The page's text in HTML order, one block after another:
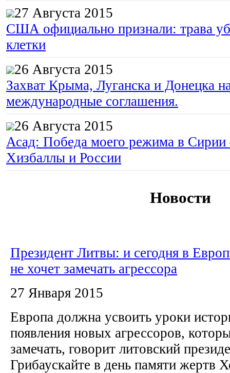
27 Августа 2015
США официально признали: трава
клетки
26 Августа 2015
Захват Крыма, Луганска и Донецка
международные соглашения.
26 Августа 2015
Асад: Победа моего режима в
Хизбаллы и России
Новости
Президент Литвы: и сегодня в
не хочет замечать агрессора
27 Января 2015
Европа должна усвоить уроки
появления новых агрессоров,
замечать, говорит литовский
Грибаускайте в день памяти жертв